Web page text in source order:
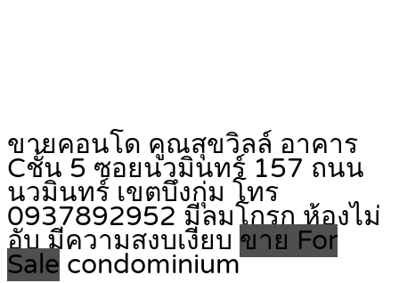
ขายคอนโด คูณสุขวิลล์ อาคาร
Cชั้น 5 ซอยนวมินทร์ 157 ถนน
นวมินทร์ เขตบึงกุ่ม โทร
0937892952 มีลมโกรก ห้องไม่
อับ มีความสงบเงียบ ขาย For
Sale condominium